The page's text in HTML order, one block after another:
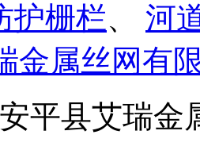
护栅栏、 河
平县艾瑞金